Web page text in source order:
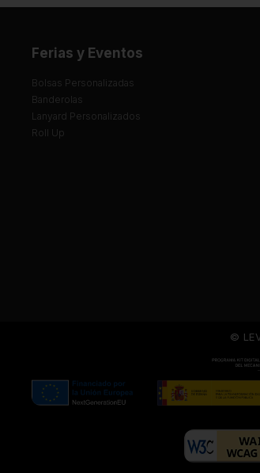
Ferias y Eventos
Bolsas Personalizadas
Banderolas
Lanyard Personalizados
Roll Up
©